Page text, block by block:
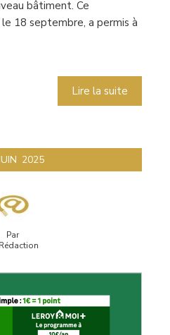
bâtiment. Ce
18 septembre, a permis à
Lire la suite
2025
Par